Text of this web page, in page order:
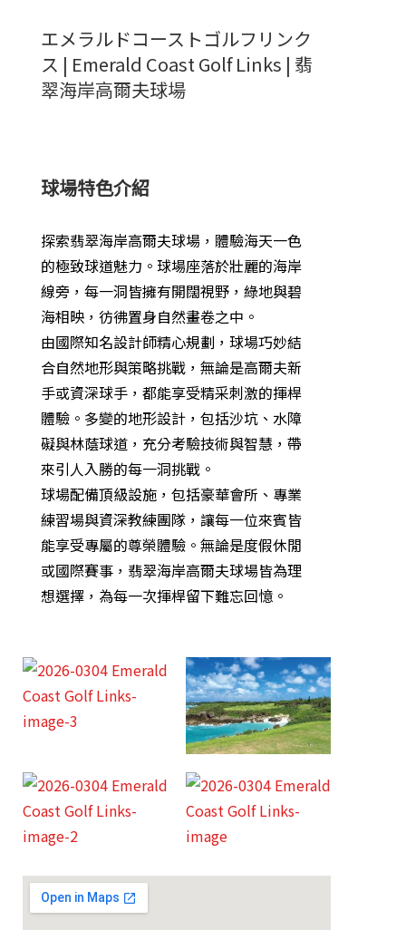
エメラルドコーストゴルフリンク
ス | Emerald Coast Golf Links | 翡
翠海岸高爾夫球場
球場特色介紹
探索翡翠海岸高爾夫球場，體驗海天一色
的極致球道魅力。球場座落於壯麗的海岸
線旁，每一洞皆擁有開闊視野，綠地與碧
海相映，彷彿置身自然畫卷之中。
由國際知名設計師精心規劃，球場巧妙結
合自然地形與策略挑戰，無論是高爾夫新
手或資深球手，都能享受精采刺激的揮桿
體驗。多變的地形設計，包括沙坑、水障
礙與林蔭球道，充分考驗技術與智慧，帶
來引人入勝的每一洞挑戰。
球場配備頂級設施，包括豪華會所、專業
練習場與資深教練團隊，讓每一位來賓皆
能享受專屬的尊榮體驗。無論是度假休閒
或國際賽事，翡翠海岸高爾夫球場皆為理
想選擇，為每一次揮桿留下難忘回憶。